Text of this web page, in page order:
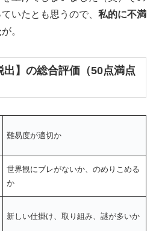
いたとも思うので、 私的に不満
が。
出】の総合評価（50点満点
難易度が適切か
世界観にブレがないか、のめりこめる
か
新しい仕掛け、取り組み、謎が多いか